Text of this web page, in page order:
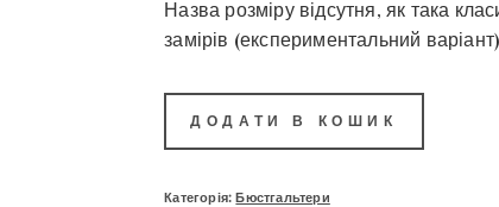
Назва розміру відсутня, як така
замірів (експериментальний
ДОДАТИ В КОШИК
Категорія:Бюстгальтери